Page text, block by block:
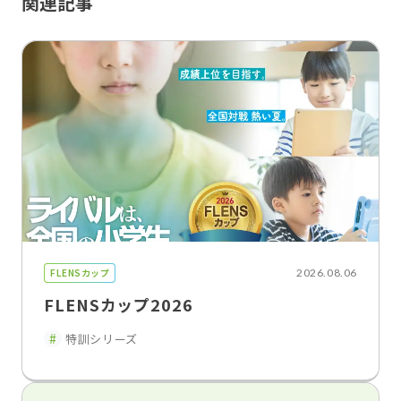
FLENSカップ 2026.08.06
FLENSカップ2026
特訓シリーズ